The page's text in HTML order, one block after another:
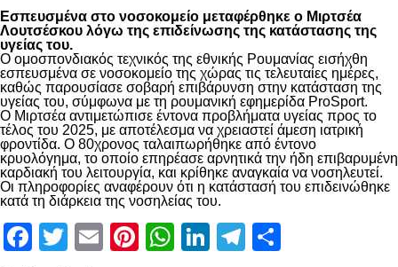
Εσπευσμένα στο νοσοκομείο μεταφέρθηκε ο Μιρτσέα
Λουτσέσκου λόγω της επιδείνωσης της κατάστασης της
υγείας του.
Ο ομοσπονδιακός τεχνικός της εθνικής Ρουμανίας εισήχθη
εσπευσμένα σε νοσοκομείο της χώρας τις τελευταίες ημέρες,
καθώς παρουσίασε σοβαρή επιβάρυνση στην κατάσταση της
υγείας του, σύμφωνα με τη ρουμανική εφημερίδα ProSport.
Ο Μιρτσέα αντιμετώπισε έντονα προβλήματα υγείας προς το
τέλος του 2025, με αποτέλεσμα να χρειαστεί άμεση ιατρική
φροντίδα. Ο 80χρονος ταλαιπωρήθηκε από έντονο
κρυολόγημα, το οποίο επηρέασε αρνητικά την ήδη επιβαρυμένη
καρδιακή του λειτουργία, και κρίθηκε αναγκαία να νοσηλευτεί.
Οι πληροφορίες αναφέρουν ότι η κατάστασή του επιδεινώθηκε
κατά τη διάρκεια της νοσηλείας του.
Facebook
Twitter
EmailPinterest
WhatsApp
LinkedIn
Telegram